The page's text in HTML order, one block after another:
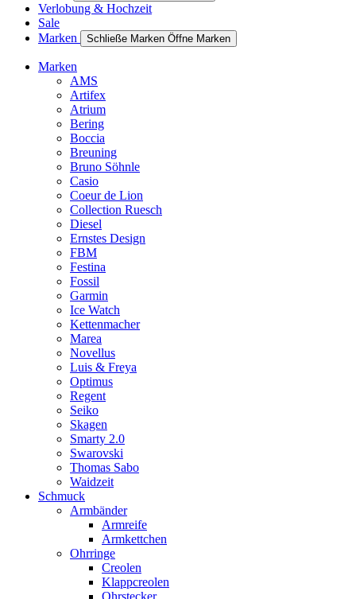
Verlobung & Hochzeit
Sale
Marken
Schließe Marken Öffne Marken
Marken
AMS
Artifex
Atrium
Bering
Boccia
Breuning
Bruno Söhnle
Casio
Coeur de Lion
Collection Ruesch
Diesel
Ernstes Design
FBM
Festina
Fossil
Garmin
Ice Watch
Kettenmacher
Marea
Novellus
Luis & Freya
Optimus
Regent
Seiko
Skagen
Smarty 2.0
Swarovski
Thomas Sabo
Waidzeit
Schmuck
Armbänder
Armreife
Armkettchen
Ohrringe
Creolen
Klappcreolen
Ohrstecker